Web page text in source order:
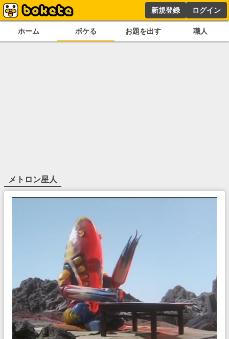
新規登録 ログイン
ホーム ボケる お題を出す 職人
メトロン星人